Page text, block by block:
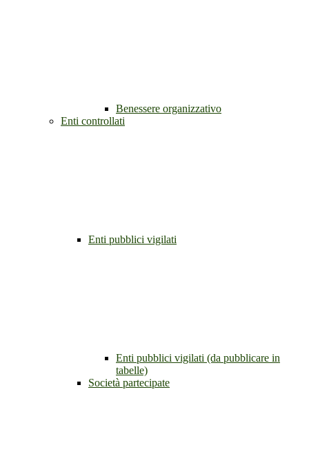
Benessere organizzativo
Enti controllati
Enti pubblici vigilati
Enti pubblici vigilati (da pubblicare in
tabelle)
Società partecipate